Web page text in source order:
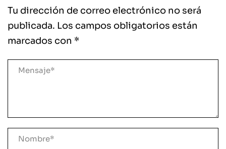
Tu dirección de correo electrónico no será
publicada. Los campos obligatorios están
marcados con *